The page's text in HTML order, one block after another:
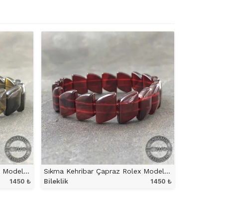
Sıkma Kehribar Çapraz Rolex Model Siyah Sarı Hareli Bileklik
1450 ₺
Sıkma Kehribar Çapraz Rolex Model Kırmızı Siyah Hareli Bileklik
Bileklik 1450 ₺